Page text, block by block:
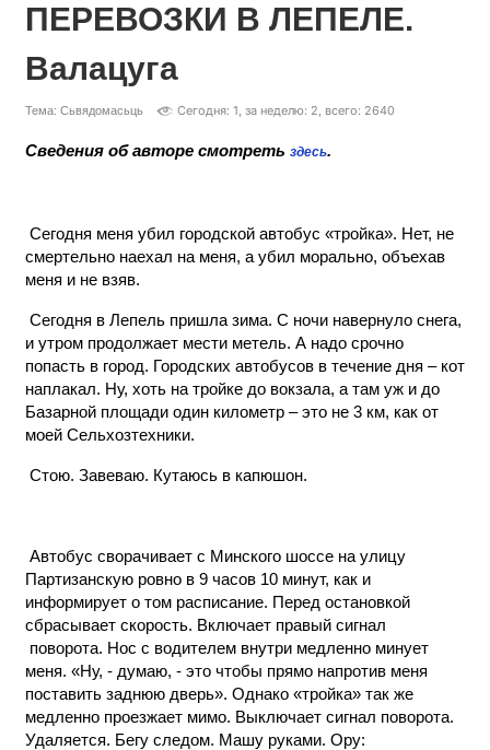
ПЕРЕВОЗКИ В ЛЕПЕЛЕ.
Валацуга
Тема: Сьвядомасьць Сегодня: 1, за неделю: 2, всего: 2640
Сведения об авторе смотреть здесь.
Сегодня меня убил городской автобус «тройка». Нет, не
смертельно наехал на меня, а убил морально, объехав
меня и не взяв.
Сегодня в Лепель пришла зима. С ночи навернуло снега,
и утром продолжает мести метель. А надо срочно
попасть в город. Городских автобусов в течение дня – кот
наплакал. Ну, хоть на тройке до вокзала, а там уж и до
Базарной площади один километр – это не 3 км, как от
моей Сельхозтехники.
Стою. Завеваю. Кутаюсь в капюшон.
Автобус сворачивает с Минского шоссе на улицу
Партизанскую ровно в 9 часов 10 минут, как и
информирует о том расписание. Перед остановкой
сбрасывает скорость. Включает правый сигнал
поворота. Нос с водителем внутри медленно минует
меня. «Ну, - думаю, - это чтобы прямо напротив меня
поставить заднюю дверь». Однако «тройка» так же
медленно проезжает мимо. Выключает сигнал поворота.
Удаляется. Бегу следом. Машу руками. Ору: